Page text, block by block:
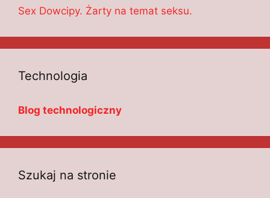
Sex Dowcipy. Żarty na temat seksu.
Technologia
Blog technologiczny
Szukaj na stronie